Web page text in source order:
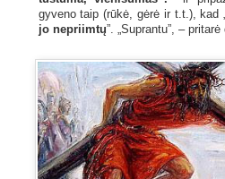
gyveno taip (rūkė, gėrė ir t.t.), kad
jo nepriimtų”. „Suprantu”, –